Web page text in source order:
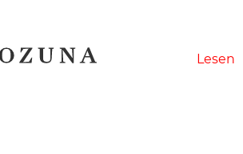
Navigation
Lesen